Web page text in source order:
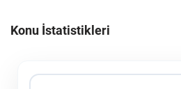
Konu İstatistikleri